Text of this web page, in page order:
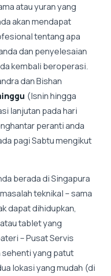
atau yuran yang
akan mendapat
tentang apa
dan penyelesaian
kembali beroperasi.
dan Bishan
(Isnin hingga
lanjutan pada hari
peranti anda
pagi Sabtu mengikut
berada di Singapura
teknikal – sama
dapat dihidupkan,
tablet yang
– Pusat Servis
yang patut
lokasi yang mudah (di